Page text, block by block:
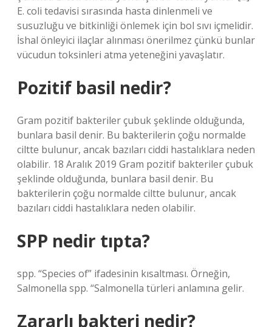
E. coli tedavisi sırasında hasta dinlenmeli ve
susuzluğu ve bitkinliği önlemek için bol sıvı içmelidir.
İshal önleyici ilaçlar alınması önerilmez çünkü bunlar
vücudun toksinleri atma yeteneğini yavaşlatır.
Pozitif basil nedir?
Gram pozitif bakteriler çubuk şeklinde olduğunda,
bunlara basil denir. Bu bakterilerin çoğu normalde
ciltte bulunur, ancak bazıları ciddi hastalıklara neden
olabilir. 18 Aralık 2019 Gram pozitif bakteriler çubuk
şeklinde olduğunda, bunlara basil denir. Bu
bakterilerin çoğu normalde ciltte bulunur, ancak
bazıları ciddi hastalıklara neden olabilir.
SPP nedir tıpta?
spp. “Species of” ifadesinin kısaltması. Örneğin,
Salmonella spp. “Salmonella türleri anlamına gelir.
Zararlı bakteri nedir?